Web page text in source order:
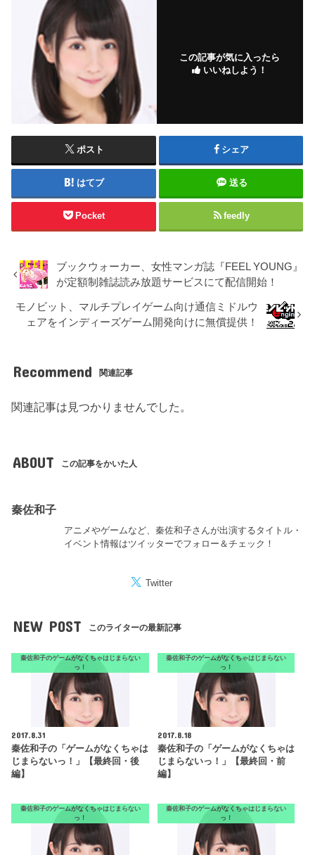
この記事が気に入ったら
いいねしよう！
ポスト シェア
はてブ 送る
Pocket feedly
ブックウォーカー、女性マンガ誌『FEEL YOUNG』
が定額制雑誌読み放題サービスにて配信開始！
モノビット、マルチプレイゲーム向け通信ミドルウ
ェアをインディーズゲーム開発向けに無償提供！
Recommend 関連記事
関連記事は見つかりませんでした。
ABOUT この記事をかいた人
秦佐和子
アニメやゲームなど、秦佐和子さんが出演するタイトル・
イベント情報はツイッターでフォロー＆チェック！
Twitter
NEW POST このライターの最新記事
秦佐和子のゲームがなくちゃはじまらない
っ！
2017.8.31
秦佐和子の「ゲームがなくちゃは
じまらないっ！」【最終回・後
編】
秦佐和子のゲームがなくちゃはじまらない
っ！
2017.8.18
秦佐和子の「ゲームがなくちゃは
じまらないっ！」【最終回・前
編】
秦佐和子のゲームがなくちゃはじまらない
っ！
秦佐和子のゲームがなくちゃはじまらない
っ！